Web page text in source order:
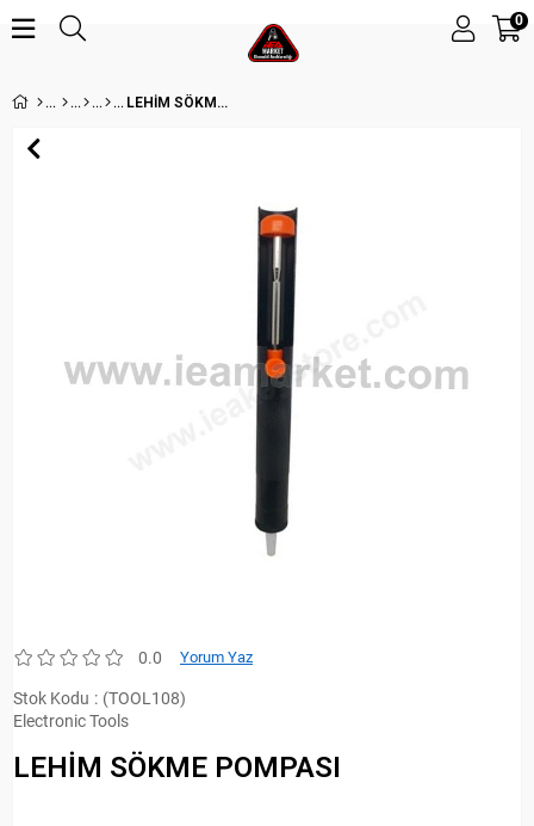
0
LEHİM SÖKME POMPASI
0.0 Yorum Yaz
Stok Kodu
(TOOL108)
Electronic Tools
LEHİM SÖKME POMPASI